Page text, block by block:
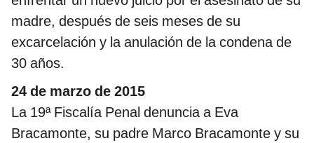
madre, después de seis meses de su
excarcelación y la anulación de la condena de
30 años.
24 de marzo de 2015
La 19ª Fiscalía Penal denuncia a Eva
Bracamonte, su padre Marco Bracamonte y su